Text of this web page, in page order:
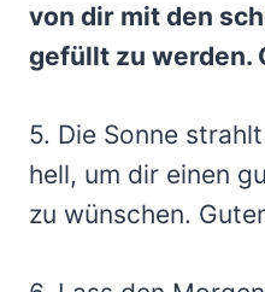
von dir mit den
gefüllt zu werden.
5. Die Sonne
hell, um dir einen
zu wünschen.